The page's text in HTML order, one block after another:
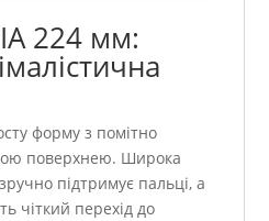
224 мм:
форму з помітно
поверхнею. Широка
підтримує пальці, а
чіткий перехід до